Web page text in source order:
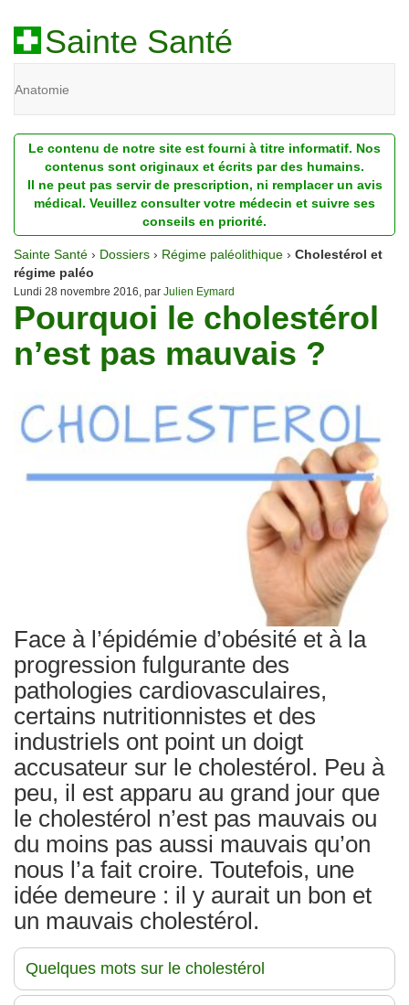
Sainte Santé
Anatomie
Diagnostic
Dossiers
Homéopathie
Nutrition
Pathologie
Psychologie
Traitements
Le contenu de notre site est fourni à titre informatif. Nos
contenus sont originaux et écrits par des humains.
Il ne peut pas servir de prescription, ni remplacer un avis
médical. Veuillez consulter votre médecin et suivre ses
conseils en priorité.
Sainte Santé › Dossiers › Régime paléolithique › Cholestérol et
régime paléo
Lundi 28 novembre 2016, par Julien Eymard
Pourquoi le cholestérol
n’est pas mauvais ?
Face à l’épidémie d’obésité et à la
progression fulgurante des
pathologies cardiovasculaires,
certains nutritionnistes et des
industriels ont point un doigt
accusateur sur le cholestérol. Peu à
peu, il est apparu au grand jour que
le cholestérol n’est pas mauvais ou
du moins pas aussi mauvais qu’on
nous l’a fait croire. Toutefois, une
idée demeure : il y aurait un bon et
un mauvais cholestérol.
Quelques mots sur le cholestérol